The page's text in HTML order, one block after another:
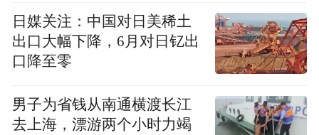
日媒关注：中国对日美稀土
出口大幅下降，6月对日钇出
口降至零
男子为省钱从南通横渡长江
去上海，漂游两个小时力竭